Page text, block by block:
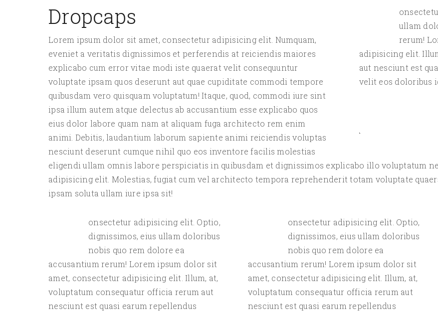
ullam
rerum!
adipisicing elit.
aut nesciunt est
velit eos doloribus
Dropcaps
Lorem ipsum dolor sit amet, consectetur adipisicing elit. Numquam,
eveniet a veritatis dignissimos et perferendis at reiciendis maiores
explicabo cum error vitae modi iste quaerat velit consequuntur
voluptate ipsam quos deserunt aut quae cupiditate commodi tempore
quibusdam vero quisquam voluptatum! Itaque, quod, commodi iure sint
ipsa illum autem atque delectus ab accusantium esse explicabo quos
eius dolor labore quam nam at aliquam fuga architecto rem enim
animi. Debitis, laudantium laborum sapiente animi reiciendis voluptas
nesciunt deserunt cumque nihil quo eos inventore facilis molestias
eligendi ullam omnis labore perspiciatis in quibusdam et dignissimos explicabo illo voluptatum
adipisicing elit. Molestias, fugiat cum vel architecto tempora reprehenderit totam voluptate
ipsam soluta ullam iure ipsa sit!
onsectetur adipisicing elit. Optio,
dignissimos, eius ullam doloribus
nobis quo rem dolore ea
accusantium rerum! Lorem ipsum dolor sit
amet, consectetur adipisicing elit. Illum, at,
voluptatum consequatur officia rerum aut
nesciunt est quasi earum repellendus
onsectetur adipisicing elit. Optio,
dignissimos, eius ullam doloribus
nobis quo rem dolore ea
accusantium rerum! Lorem ipsum dolor sit
amet, consectetur adipisicing elit. Illum, at,
voluptatum consequatur officia rerum aut
nesciunt est quasi earum repellendus